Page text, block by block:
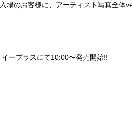
場のお客様に、アーティスト写真全体
ープラスにて10:00〜発売開始!!